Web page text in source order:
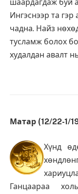
шаардагдаж буй
Ингэснээр та
чадна. Найз
тусламж болох
худалдан авалт
Матар (12/22-1/
Хүнд
Ганцаараа